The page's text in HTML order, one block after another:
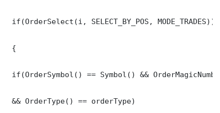
if(OrderSelect(i, SELECT_BY_POS, MODE_TRADES))
{
if(OrderSymbol() == Symbol() &&
&& OrderType() == orderType)